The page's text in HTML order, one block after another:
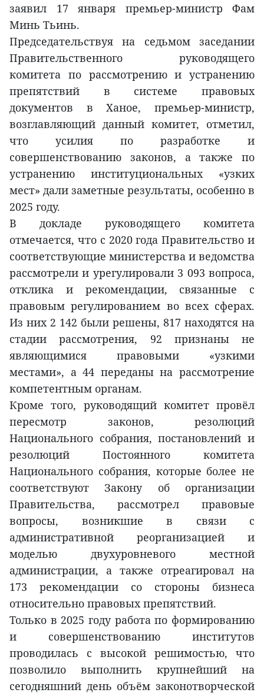
заявил 17 января премьер-министр Фам
Минь Тьинь.
Председательствуя на седьмом заседании
Правительственного руководящего
комитета по рассмотрению и устранению
препятствий в системе правовых
документов в Ханое, премьер-министр,
возглавляющий данный комитет, отметил,
что усилия по разработке и
совершенствованию законов, а также по
устранению институциональных «узких
мест» дали заметные результаты, особенно в
2025 году.
В докладе руководящего комитета
отмечается, что с 2020 года Правительство и
соответствующие министерства и ведомства
рассмотрели и урегулировали 3 093 вопроса,
отклика и рекомендации, связанные с
правовым регулированием во всех сферах.
Из них 2 142 были решены, 817 находятся на
стадии рассмотрения, 92 признаны не
являющимися правовыми «узкими
местами», а 44 переданы на рассмотрение
компетентным органам.
Кроме того, руководящий комитет провёл
пересмотр законов, резолюций
Национального собрания, постановлений и
резолюций Постоянного комитета
Национального собрания, которые более не
соответствуют Закону об организации
Правительства, рассмотрел правовые
вопросы, возникшие в связи с
административной реорганизацией и
моделью двухуровневого местной
администрации, а также отреагировал на
173 рекомендации со стороны бизнеса
относительно правовых препятствий.
Только в 2025 году работа по формированию
и совершенствованию институтов
проводилась с высокой решимостью, что
позволило выполнить крупнейший на
сегодняшний день объём законотворческой